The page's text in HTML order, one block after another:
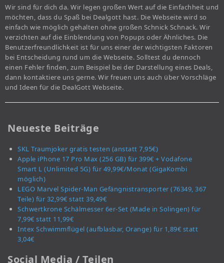
Wir sind für dich da. Wir legen großen Wert auf die Einfachheit und
möchten, dass du Spaß bei Dealgott hast. Die Webseite wird so
einfach wie möglich gehalten ohne großen Schnick Schnack. Wir
verzichten auf die Einblendung von Popups oder Ähnliches. Die
Benutzerfreundlichkeit ist für uns einer der wichtigsten Faktoren
bei Entscheidung rund um die Webseite. Solltest du dennoch
einen Fehler finden, zum Beispiel bei der Darstellung eines Deals,
dann kontaktiere uns gerne. Wir freuen uns auch über Vorschläge
und Ideen für die DealGott Webseite.
Neueste Beiträge
SKL Traumjoker gratis testen (anstatt 7,95€)
Apple iPhone 17 Pro Max (256 GB) für 399€ + Vodafone
Smart L (Unlimited 5G) für 49,99€/Monat (GigaKombi
möglich)
LEGO Marvel Spider-Man Gefängnistransporter (76349, 367
Teile) für 32,99€ statt 39,49€
Schwertkrone Schälmesser 6er-Set (Made in Solingen) für
7,99€ statt 11,99€
Intex Schwimmflügel (aufblasbar, Orange) für 1,89€ statt
3,04€
Social Media / Teilen